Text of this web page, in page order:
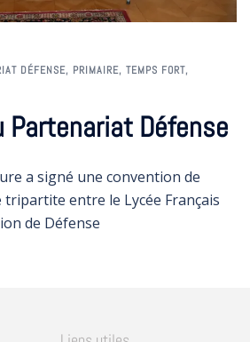
DÉFENSE, PRIMAIRE, TEMPS FORT,
Partenariat Défense
a signé une convention de
entre le Lycée Français
de Défense